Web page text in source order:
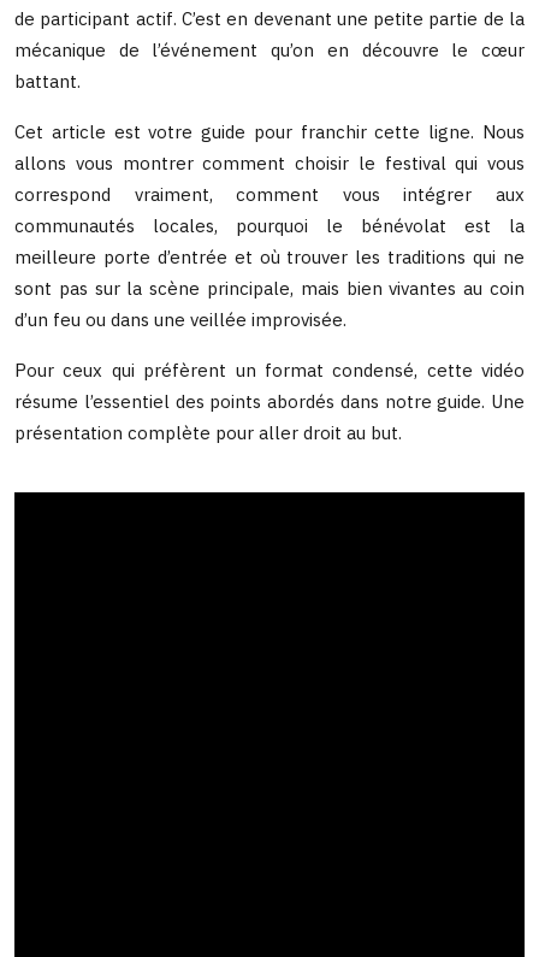
de participant actif. C’est en devenant une petite partie de la
mécanique de l’événement qu’on en découvre le cœur
battant.
Cet article est votre guide pour franchir cette ligne. Nous
allons vous montrer comment choisir le festival qui vous
correspond vraiment, comment vous intégrer aux
communautés locales, pourquoi le bénévolat est la
meilleure porte d’entrée et où trouver les traditions qui ne
sont pas sur la scène principale, mais bien vivantes au coin
d’un feu ou dans une veillée improvisée.
Pour ceux qui préfèrent un format condensé, cette vidéo
résume l’essentiel des points abordés dans notre guide. Une
présentation complète pour aller droit au but.